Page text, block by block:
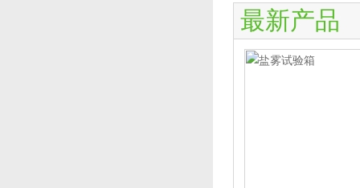
最新产品